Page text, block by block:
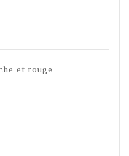
et rouge